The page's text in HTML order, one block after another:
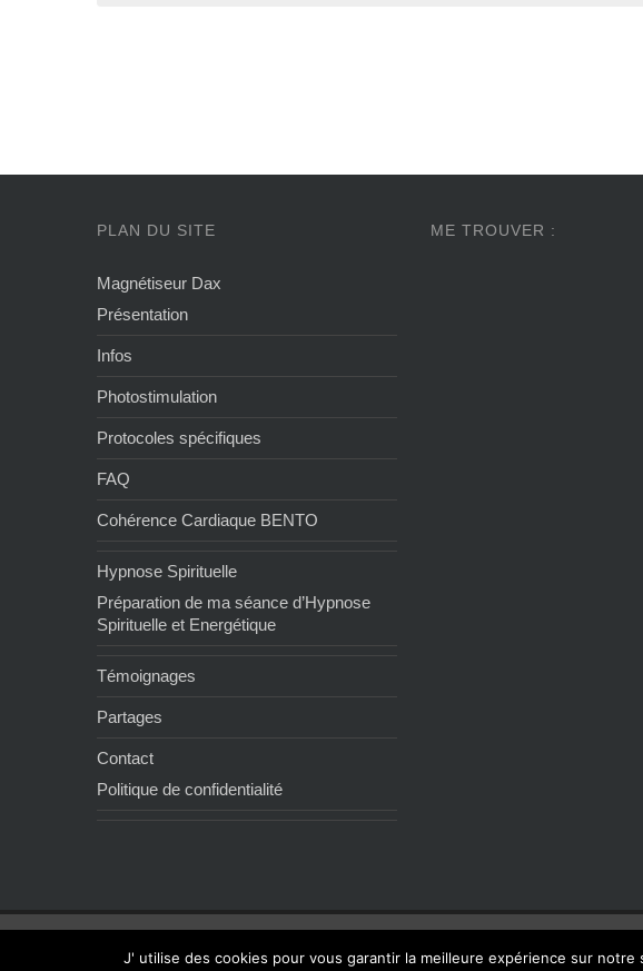
PLAN DU SITE
Magnétiseur Dax
Présentation
Infos
Photostimulation
Protocoles spécifiques
FAQ
Cohérence Cardiaque BENTO
Hypnose Spirituelle
Préparation de ma séance d’Hypnose
Spirituelle et Energétique
Témoignages
Partages
Contact
Politique de confidentialité
ME TROUVER :
Création :Bentoconception.com2015 - Tout droits réservés
J' utilise des cookies pour vous garantir la meilleure expérience sur